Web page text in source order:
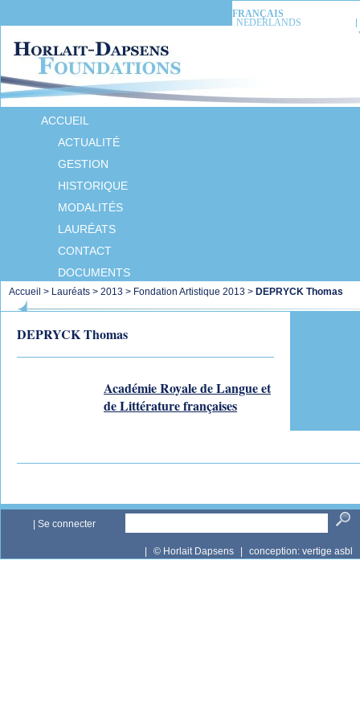
FRANÇAIS
NEDERLANDS
ACCUEIL
ACTUALITÉ
GESTION
HISTORIQUE
MODALITÉS
LAURÉATS
CONTACT
DOCUMENTS
Accueil > Lauréats > 2013 > Fondation Artistique 2013 > DEPRYCK Thomas
DEPRYCK Thomas
Académie Royale de Langue et
de Littérature françaises
Se connecter
© Horlait Dapsens conception: vertige asbl